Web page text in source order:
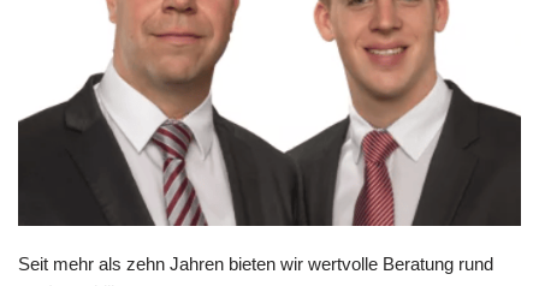
Seit mehr als zehn Jahren bieten wir wertvolle Beratung rund